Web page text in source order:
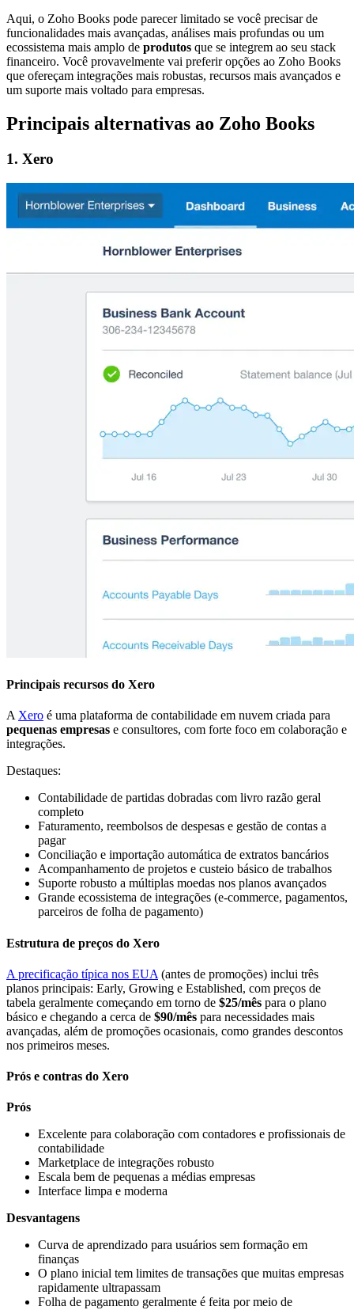
Aqui, o Zoho Books pode parecer limitado se você precisar de
funcionalidades mais avançadas, análises mais profundas ou um
ecossistema mais amplo de produtos que se integrem ao seu stack
financeiro. Você provavelmente vai preferir opções ao Zoho Books
que ofereçam integrações mais robustas, recursos mais avançados e
um suporte mais voltado para empresas.
Principais alternativas ao Zoho Books
1. Xero
Principais recursos do Xero
A Xero é uma plataforma de contabilidade em nuvem criada para
pequenas empresas e consultores, com forte foco em colaboração e
integrações.
Destaques:
Contabilidade de partidas dobradas com livro razão geral
completo
Faturamento, reembolsos de despesas e gestão de contas a
pagar
Conciliação e importação automática de extratos bancários
Acompanhamento de projetos e custeio básico de trabalhos
Suporte robusto a múltiplas moedas nos planos avançados
Grande ecossistema de integrações (e-commerce, pagamentos,
parceiros de folha de pagamento)
Estrutura de preços do Xero
A precificação típica nos EUA (antes de promoções) inclui três
planos principais: Early, Growing e Established, com preços de
tabela geralmente começando em torno de $25/mês para o plano
básico e chegando a cerca de $90/mês para necessidades mais
avançadas, além de promoções ocasionais, como grandes descontos
nos primeiros meses.
Prós e contras do Xero
Prós
Excelente para colaboração com contadores e profissionais de
contabilidade
Marketplace de integrações robusto
Escala bem de pequenas a médias empresas
Interface limpa e moderna
Desvantagens
Curva de aprendizado para usuários sem formação em
finanças
O plano inicial tem limites de transações que muitas empresas
rapidamente ultrapassam
Folha de pagamento geralmente é feita por meio de